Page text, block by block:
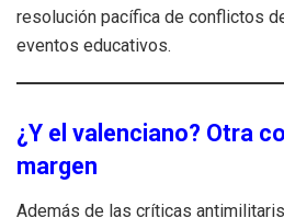
resolución pacífica de conflictos
eventos educativos.
¿Y el valenciano? Otra
margen
Además de las críticas